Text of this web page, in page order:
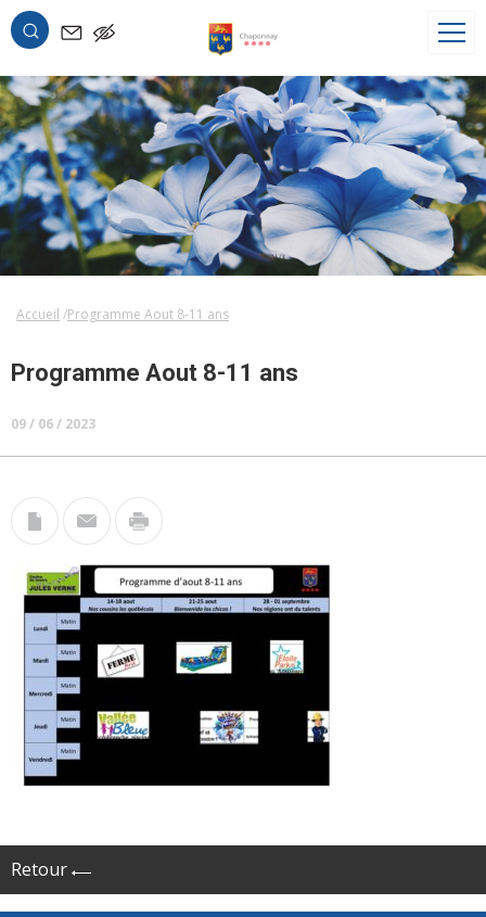
OK
Accueil Programme Aout 8-11 ans
Programme Aout 8-11 ans
09 / 06 / 2023
Retour